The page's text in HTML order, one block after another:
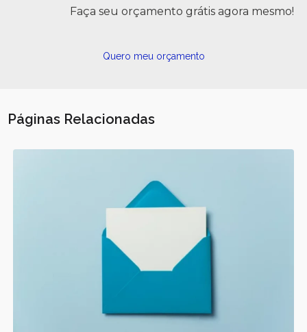
Faça seu orçamento grátis agora mesmo!
Quero meu orçamento
Páginas Relacionadas